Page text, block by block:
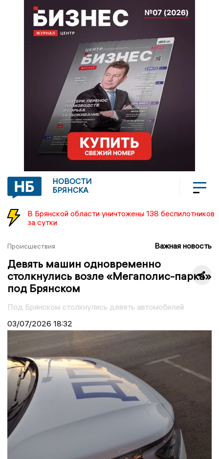
НОВОСТИ
БРЯНСКА
В Брянской области уничтожены 138 беспилотников
за сутки
Происшествия Важная новость
Девять машин одновременно
столкнулись возле «Мегаполис-парка»
под Брянском
Под Брянском столкнулись девять автомобилей
03/07/2026 18:32